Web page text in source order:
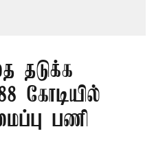
தடுக்க
கோடியில்
பணி